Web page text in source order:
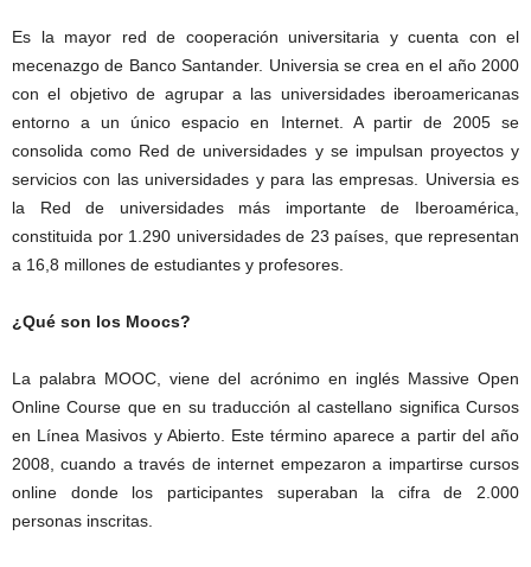
Es la mayor red de cooperación universitaria y cuenta con el
mecenazgo de Banco Santander. Universia se crea en el año 2000
con el objetivo de agrupar a las universidades iberoamericanas
entorno a un único espacio en Internet. A partir de 2005 se
consolida como Red de universidades y se impulsan proyectos y
servicios con las universidades y para las empresas. Universia es
la Red de universidades más importante de Iberoamérica,
constituida por 1.290 universidades de 23 países, que representan
a 16,8 millones de estudiantes y profesores.
¿Qué son los Moocs?
La palabra MOOC, viene del acrónimo en inglés Massive Open
Online Course que en su traducción al castellano significa Cursos
en Línea Masivos y Abierto. Este término aparece a partir del año
2008, cuando a través de internet empezaron a impartirse cursos
online donde los participantes superaban la cifra de 2.000
personas inscritas.